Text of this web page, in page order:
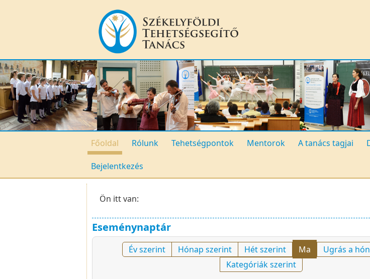
Főoldal Rólunk Tehetségpontok Mentorok A tanács tagjai
Bejelentkezés
Ön itt van:
Eseménynaptár
Év szerint Hónap szerint Hét szerint Ma
Ugrás a
Kategóriák szerint